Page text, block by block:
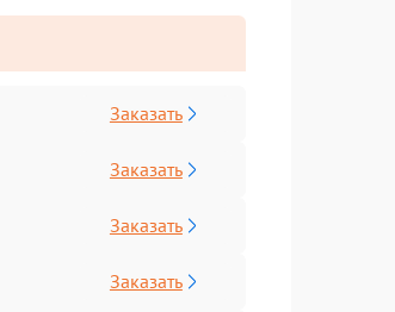
Заказать
Заказать
Заказать
Заказать